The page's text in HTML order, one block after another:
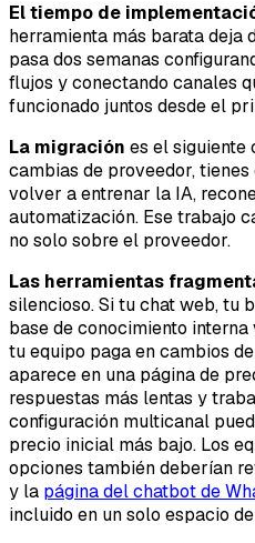
El tiempo de
herramienta más barata deja
pasa dos semanas
flujos y conectando canales
funcionado juntos desde el
La migración es el siguiente
cambias de proveedor,
volver a entrenar la IA,
automatización. Ese trabajo
no solo sobre el proveedor.
Las herramientas
silencioso. Si tu chat web, tu
base de conocimiento
tu equipo paga en cambios
aparece en una página de
respuestas más lentas y
configuración multicanal
precio inicial más bajo. Los
opciones también deberían
y la página del chatbot de
incluido en un solo espacio